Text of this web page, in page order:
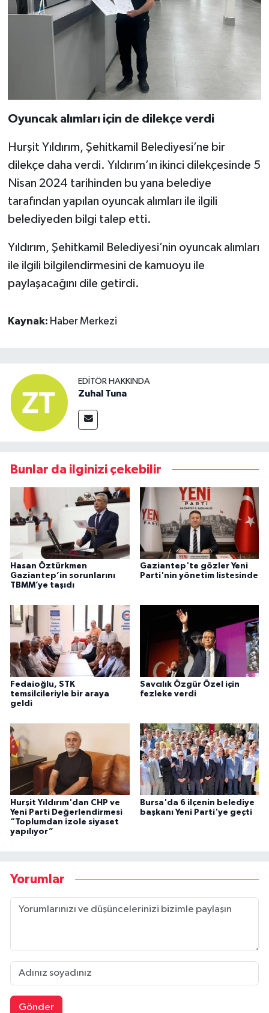
Oyuncak alımları için de dilekçe verdi
Hurşit Yıldırım, Şehitkamil Belediyesi’ne bir
dilekçe daha verdi. Yıldırım’ın ikinci dilekçesinde 5
Nisan 2024 tarihinden bu yana belediye
tarafından yapılan oyuncak alımları ile ilgili
belediyeden bilgi talep etti.
Yıldırım, Şehitkamil Belediyesi’nin oyuncak alımları
ile ilgili bilgilendirmesini de kamuoyu ile
paylaşacağını dile getirdi.
Kaynak: Haber Merkezi
EDITÖR HAKKINDA
Zuhal Tuna
Bunlar da ilginizi çekebilir
Hasan Öztürkmen
Gaziantep’in sorunlarını
TBMM’ye taşıdı
Gaziantep'te gözler Yeni
Parti'nin yönetim listesinde
Fedaioğlu, STK
temsilcileriyle bir araya
geldi
Savcılık Özgür Özel için
fezleke verdi
Hurşit Yıldırım'dan CHP ve
Yeni Parti Değerlendirmesi
“Toplumdan izole siyaset
yapılıyor”
Bursa'da 6 ilçenin belediye
başkanı Yeni Parti'ye geçti
Yorumlar
Gönder